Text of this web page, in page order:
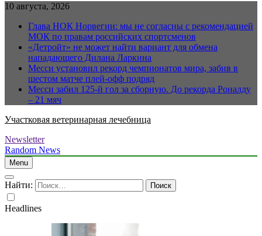
10 августа, 2026
Глава НОК Норвегии: мы не согласны с рекомендацией
МОК по правам российских спортсменов
«Детройт» не может найти вариант для обмена
нападающего Дилана Ларкина
Месси установил рекорд чемпионатов мира, забив в
шестом матче плей‑офф подряд
Месси забил 125-й гол за сборную. До рекорда Роналду
– 21 мяч
Участковая ветеринарная лечебница
Newsletter
Random News
Menu
Найти:
Headlines